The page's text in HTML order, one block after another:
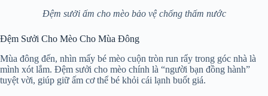
Đệm sưởi ấm cho mèo bảo vệ chống thấm nước
Đệm Sưởi Cho Mèo Cho Mùa Đông
Mùa đông đến, nhìn mấy bé mèo cuộn tròn run rẩy trong góc nhà là
mình xót lắm. Đệm sưởi cho mèo chính là “người bạn đồng hành”
tuyệt vời, giúp giữ ấm cơ thể bé khỏi cái lạnh buốt giá.